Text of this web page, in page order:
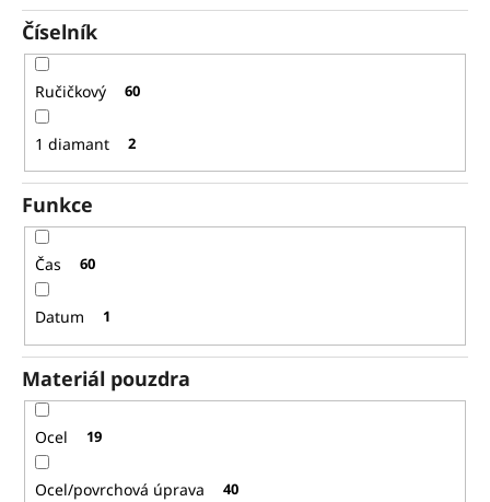
Číselník
Ručičkový 60
1 diamant 2
Funkce
Čas 60
Datum 1
Materiál pouzdra
Ocel 19
Ocel/povrchová úprava 40